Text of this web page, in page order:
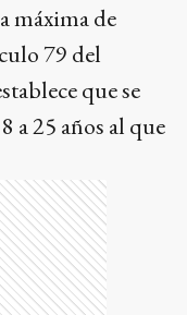
máxima de
79 del
que se
a 25 años al que